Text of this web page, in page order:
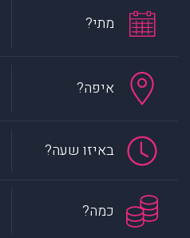
מתי?
איפה?
באיזו שעה?
כמה?